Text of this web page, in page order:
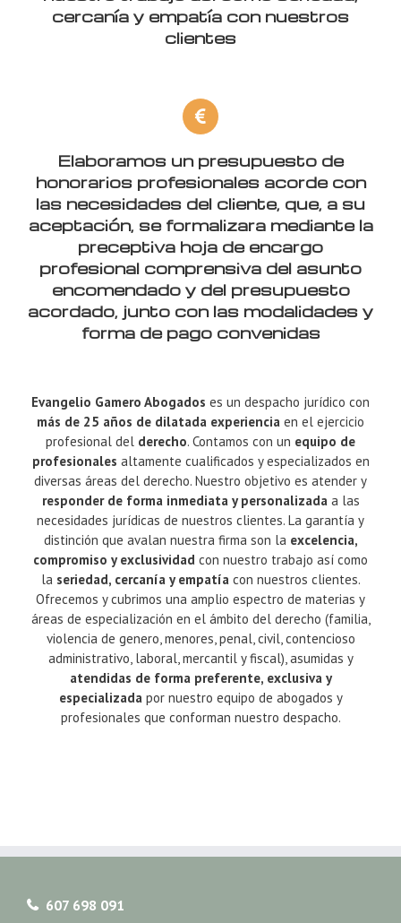
cercanía y empatía con nuestros
clientes
Elaboramos un presupuesto de
honorarios profesionales acorde con
las necesidades del cliente, que, a su
aceptación, se formalizara mediante la
preceptiva hoja de encargo
profesional comprensiva del asunto
encomendado y del presupuesto
acordado, junto con las modalidades y
forma de pago convenidas
Evangelio Gamero Abogados es un despacho jurídico con
más de 25 años de dilatada experiencia en el ejercicio
profesional del derecho. Contamos con un equipo de
profesionales altamente cualificados y especializados en
diversas áreas del derecho. Nuestro objetivo es atender y
responder de forma inmediata y personalizadaa las
necesidades jurídicas de nuestros clientes. La garantía y
distinción que avalan nuestra firma son la excelencia,
compromiso y exclusividad con nuestro trabajo así como
la seriedad, cercanía y empatíacon nuestros clientes.
Ofrecemos y cubrimos una amplio espectro de materias y
áreas de especialización en el ámbito del derecho (familia,
violencia de genero, menores, penal, civil, contencioso
administrativo, laboral, mercantil y fiscal), asumidas y
atendidas de forma preferente, exclusiva y
especializadapor nuestro equipo de abogados y
profesionales que conforman nuestro despacho.
607 698 091